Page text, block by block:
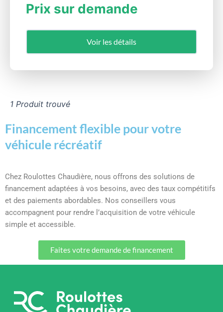
Prix sur demande
Voir les détails
1 Produit trouvé
Financement flexible pour votre
véhicule récréatif
Chez Roulottes Chaudière, nous offrons des solutions de
financement adaptées à vos besoins, avec des taux compétitifs
et des paiements abordables. Nos conseillers vous
accompagnent pour rendre l’acquisition de votre véhicule
simple et accessible.
Faites votre demande de financement